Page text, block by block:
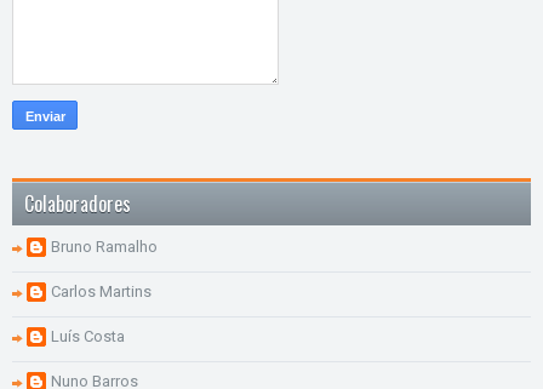
Colaboradores
Bruno Ramalho
Carlos Martins
Luís Costa
Nuno Barros